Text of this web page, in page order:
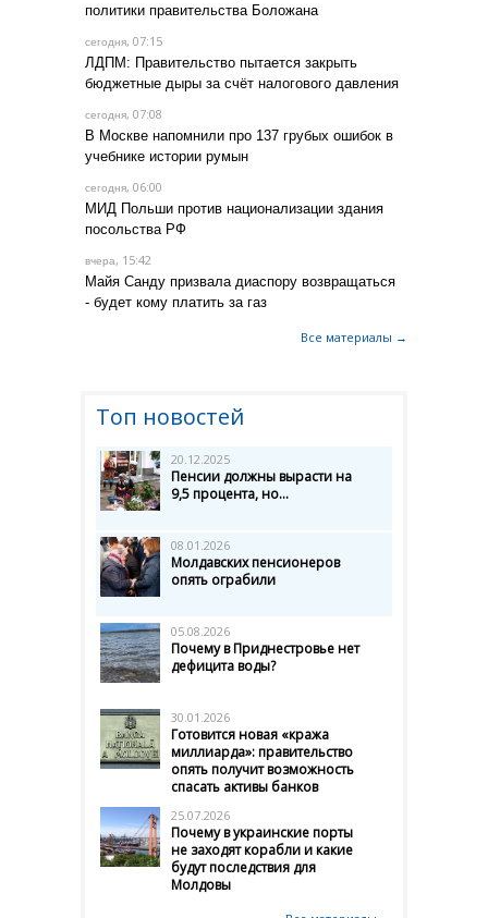
политики правительства Боложана
сегодня, 07:15
ЛДПМ: Правительство пытается закрыть
бюджетные дыры за счёт налогового давления
сегодня, 07:08
В Москве напомнили про 137 грубых ошибок в
учебнике истории румын
сегодня, 06:00
МИД Польши против национализации здания
посольства РФ
вчера, 15:42
Майя Санду призвала диаспору возвращаться
- будет кому платить за газ
Все материалы →
Топ новостей
20.12.2025
Пенсии должны вырасти на
9,5 процента, но...
08.01.2026
Молдавских пенсионеров
опять ограбили
05.08.2026
Почему в Приднестровье нет
дефицита воды?
30.01.2026
Готовится новая «кража
миллиарда»: правительство
опять получит возможность
спасать активы банков
25.07.2026
Почему в украинские порты
не заходят корабли и какие
будут последствия для
Молдовы